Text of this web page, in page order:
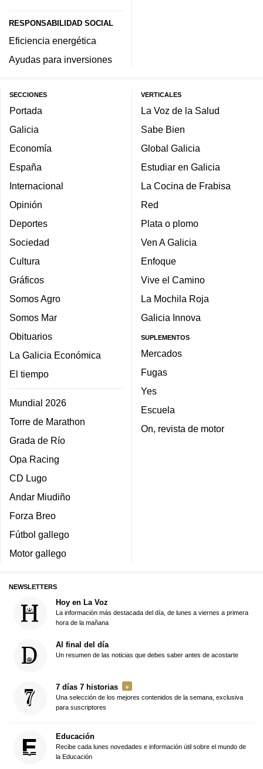
RESPONSABILIDAD SOCIAL
Eficiencia energética
Ayudas para inversiones
SECCIONES
Portada
Galicia
Economía
España
Internacional
Opinión
Deportes
Sociedad
Cultura
Gráficos
Somos Agro
Somos Mar
Obituarios
La Galicia Económica
El tiempo
Mundial 2026
Torre de Marathon
Grada de Río
Opa Racing
CD Lugo
Andar Miudiño
Forza Breo
Fútbol gallego
Motor gallego
VERTICALES
La Voz de la Salud
Sabe Bien
Global Galicia
Estudiar en Galicia
La Cocina de Frabisa
Red
Plata o plomo
Ven A Galicia
Enfoque
Vive el Camino
La Mochila Roja
Galicia Innova
SUPLEMENTOS
Mercados
Fugas
Yes
Escuela
On, revista de motor
NEWSLETTERS
Hoy en La Voz
La información más destacada del día, de lunes a viernes a primera
hora de la mañana
Al final del día
Un resumen de las noticias que debes saber antes de acostarte
7 días 7 historias
Una selección de los mejores contenidos de la semana, exclusiva
para suscriptores
Educación
Recibe cada lunes novedades e información útil sobre el mundo de
la Educación